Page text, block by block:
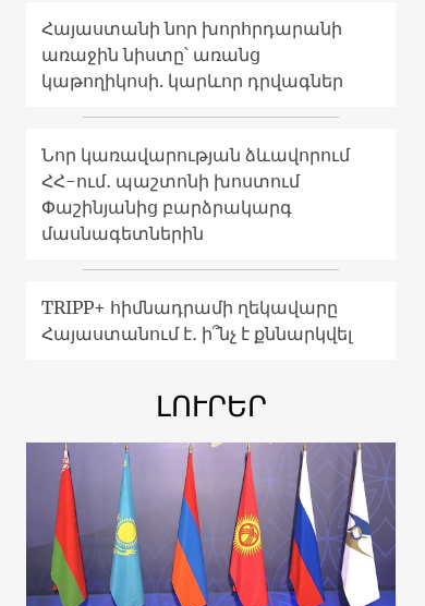
Հայաստանի նոր խորհրդարանի
առաջին նիստը՝ առանց
կաթողիկոսի. կարևոր դրվագներ
Նոր կառավարության ձևավորում
ՀՀ-ում․ պաշտոնի խոստում
Փաշինյանից բարձրակարգ
մասնագետներին
TRIPP+ հիմնադրամի ղեկավարը
Հայաստանում է․ ի՞նչ է քննարկվել
ԼՈՒՐԵՐ